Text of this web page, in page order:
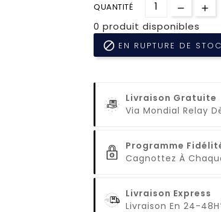
QUANTITÉ
0 produit disponibles
 EN RUPTURE DE
Livraison Gratuite
Via Mondial Relay
Programme
Cagnottez À
Livraison Express
Livraison En 24-